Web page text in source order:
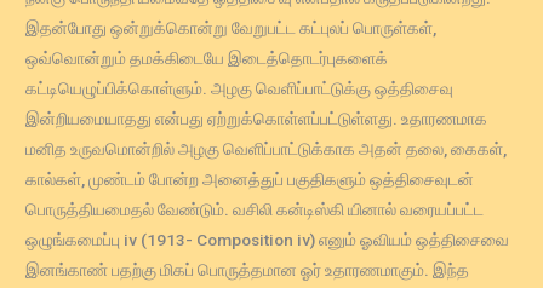
இதன்போது ஒன்றுக்கொன்று வேறுபட்ட கட்புலப் பொருள்கள்,
ஒவ்வொன்றும் தமக்கிடையே இடைத்தொடர்புகளைக்
கட்டியெழுப்பிக்கொள்ளும். அழகு வெளிப்பாட்டுக்கு ஒத்திசைவு
இன்றியமையாதது என்பது ஏற்றுக்கொள்ளப்பட்டுள்ளது. உதாரணமாக
மனித உருவமொன்றில் அழகு வெளிப்பாட்டுக்காக அதன் தலை, கைகள்,
கால்கள், முண்டம் போன்ற அனைத்துப் பகுதிகளும் ஒத்திசைவுடன்
பொருத்தியமைதல் வேண்டும். வசிலி கன்டிஸ்கி யினால் வரையப்பட்ட
ஒழுங்கமைப்பு iv (1913- Composition iv) எனும் ஓவியம் ஒத்திசைவை
இனங்காண் பதற்கு மிகப் பொருத்தமான ஓர் உதாரணமாகும். இந்த